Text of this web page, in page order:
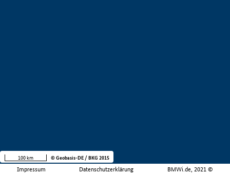
Impressum Datenschutzerklärung BMWi.de, 2021 ©
100 km © Geobasis-DE / BKG 2015